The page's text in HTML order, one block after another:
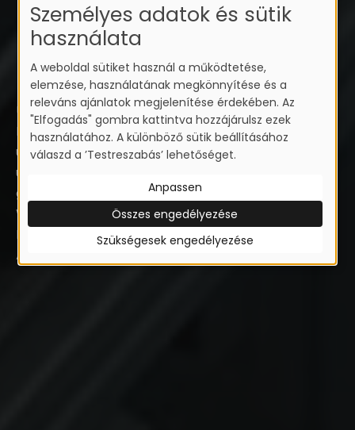
UNSERE WERTE
Uns zeichnen 30 Jahre Erfahrung, hervorragende
Materialien, engagierte Mitarbeiter und die Werte
unsere Familie aus. Die garantierte Qualität, die
unendlichen Farb- und Designvarianten, die
garantierte Qualität, ein stabiles
Wiederverkäufernetzwerk und die herausragende
Kunden- und Partnerzufriedenheit haben uns von
Anfang an zum Marktführerin Ungarn gemacht.
Személyes adatok és sütik
használata
A weboldal sütiket használ a működtetése,
elemzése, használatának megkönnyítése és a
releváns ajánlatok megjelenítése érdekében. Az
"Elfogadás" gombra kattintva hozzájárulsz ezek
használatához. A különböző sütik beállításához
válaszd a ’Testreszabás’ lehetőséget.
Anpassen
Szükségesek engedélyezése
Összes engedélyezése